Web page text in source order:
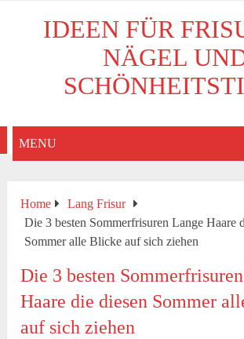
IDEEN FÜR
NÄGEL
MENU
Home
Lang Frisur
Die 3 besten Sommerfrisuren Lange Haare
Sommer alle Blicke auf sich ziehen
Die 3 besten
Haare die diesen Sommer
auf sich ziehen